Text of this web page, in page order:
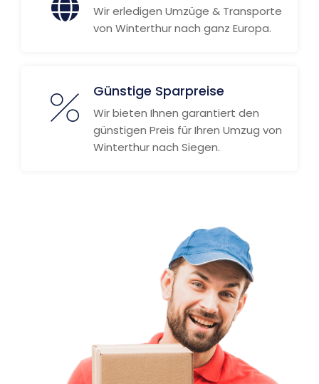
Wir erledigen Umzüge & Transporte
von Winterthur nach ganz Europa.
Günstige Sparpreise
Wir bieten Ihnen garantiert den
günstigen Preis für Ihren Umzug von
Winterthur nach Siegen.